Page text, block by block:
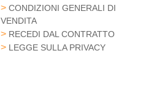
CONDIZIONI GENERALI DI
VENDITA
RECEDI DAL CONTRATTO
LEGGE SULLA PRIVACY